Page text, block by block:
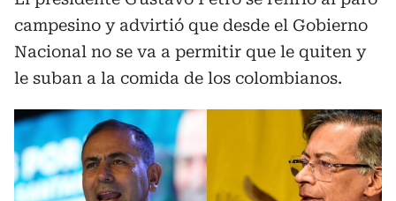
campesino y advirtió que desde el Gobierno
Nacional no se va a permitir que le quiten y
le suban a la comida de los colombianos.